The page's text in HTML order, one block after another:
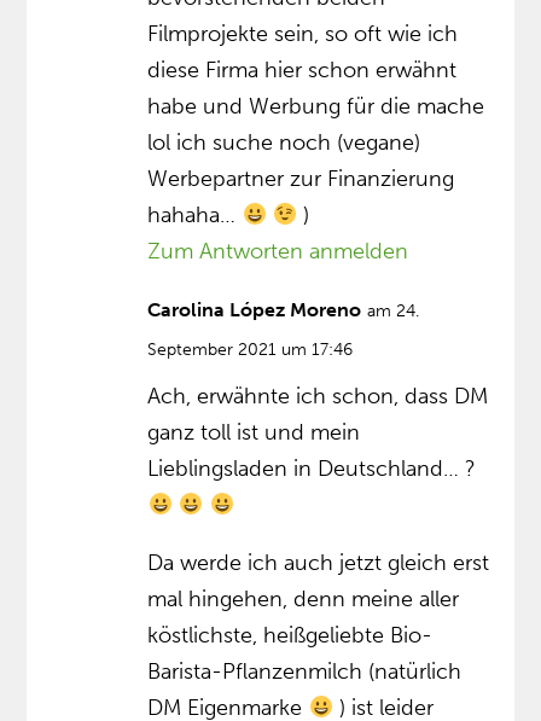
Filmprojekte sein, so oft wie ich
diese Firma hier schon erwähnt
habe und Werbung für die mache
lol ich suche noch (vegane)
Werbepartner zur Finanzierung
hahaha…
)
Zum Antworten anmelden
Carolina López Moreno am 24.
September 2021 um 17:46
Ach, erwähnte ich schon, dass DM
ganz toll ist und mein
Lieblingsladen in Deutschland… ?
Da werde ich auch jetzt gleich erst
mal hingehen, denn meine aller
köstlichste, heißgeliebte Bio-
Barista-Pflanzenmilch (natürlich
DM Eigenmarke
) ist leider